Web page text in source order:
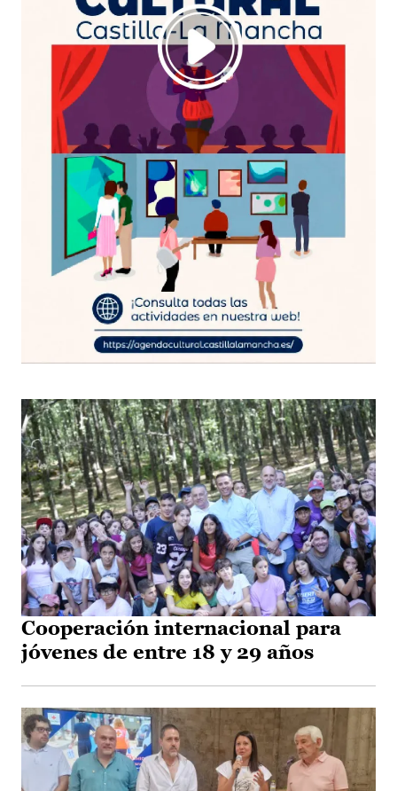
Cooperación internacional para
jóvenes de entre 18 y 29 años